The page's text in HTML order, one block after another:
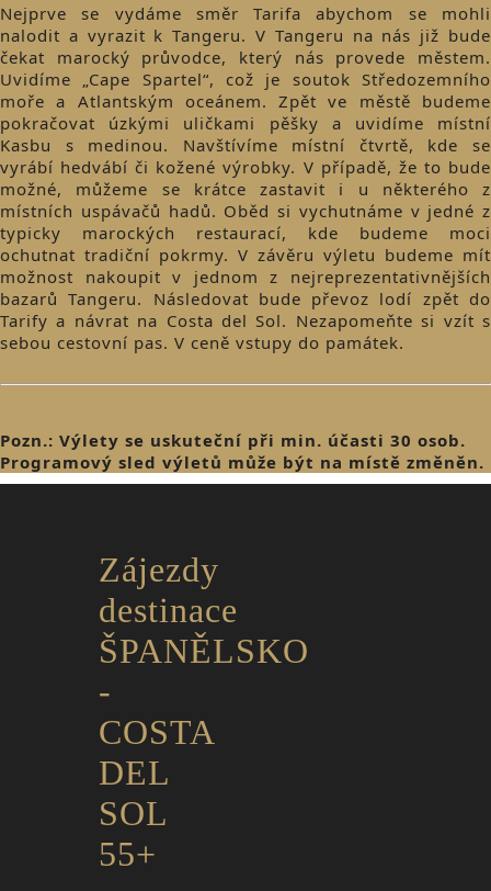
Nejprve se vydáme směr Tarifa abychom se mohli
nalodit a vyrazit k Tangeru. V Tangeru na nás již bude
čekat marocký průvodce, který nás provede městem.
Uvidíme „Cape Spartel“, což je soutok Středozemního
moře a Atlantským oceánem. Zpět ve městě budeme
pokračovat úzkými uličkami pěšky a uvidíme místní
Kasbu s medinou. Navštívíme místní čtvrtě, kde se
vyrábí hedvábí či kožené výrobky. V případě, že to bude
možné, můžeme se krátce zastavit i u některého z
místních uspávačů hadů. Oběd si vychutnáme v jedné z
typicky marockých restaurací, kde budeme moci
ochutnat tradiční pokrmy. V závěru výletu budeme mít
možnost nakoupit v jednom z nejreprezentativnějších
bazarů Tangeru. Následovat bude převoz lodí zpět do
Tarify a návrat na Costa del Sol. Nezapomeňte si vzít s
sebou cestovní pas. V ceně vstupy do památek.
Pozn.: Výlety se uskuteční při min. účasti 30 osob.
Programový sled výletů může být na místě změněn.
Zájezdy
destinace
ŠPANĚLSKO
-
COSTA
DEL
SOL
55+